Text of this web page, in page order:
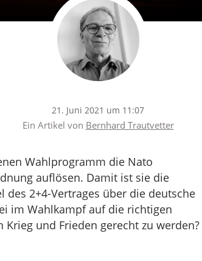
21. Juni 2021 um 11:07
Ein Artikel von Bernhard Trautvetter
Wahlprogramm die Nato
auflösen. Damit ist sie die
des 2+4-Vertrages über die deutsche
im Wahlkampf auf die richtigen
und Frieden gerecht zu werden?